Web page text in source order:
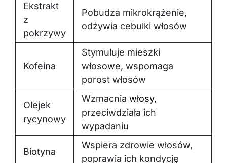
Ekstrakt
z
pokrzywy
Pobudza mikrokrążenie,
odżywia cebulki włosów
Kofeina
Stymuluje mieszki
włosowe, wspomaga
porost włosów
Olejek
rycynowy
Wzmacnia włosy,
przeciwdziała ich
wypadaniu
Biotyna
Wspiera zdrowie włosów,
poprawia ich kondycję